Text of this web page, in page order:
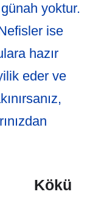
yoktur.
ise
hazır
eder ve
Kökü